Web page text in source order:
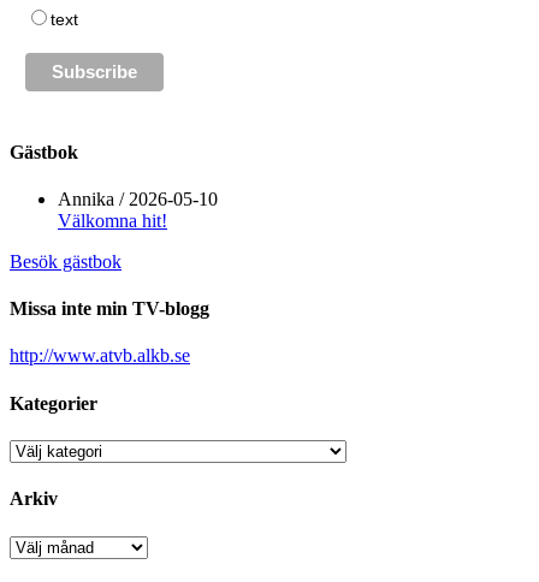
text
Gästbok
Annika / 2026-05-10
Välkomna hit!
Besök gästbok
Missa inte min TV-blogg
http://www.atvb.alkb.se
Kategorier
Kategorier
Arkiv
Arkiv